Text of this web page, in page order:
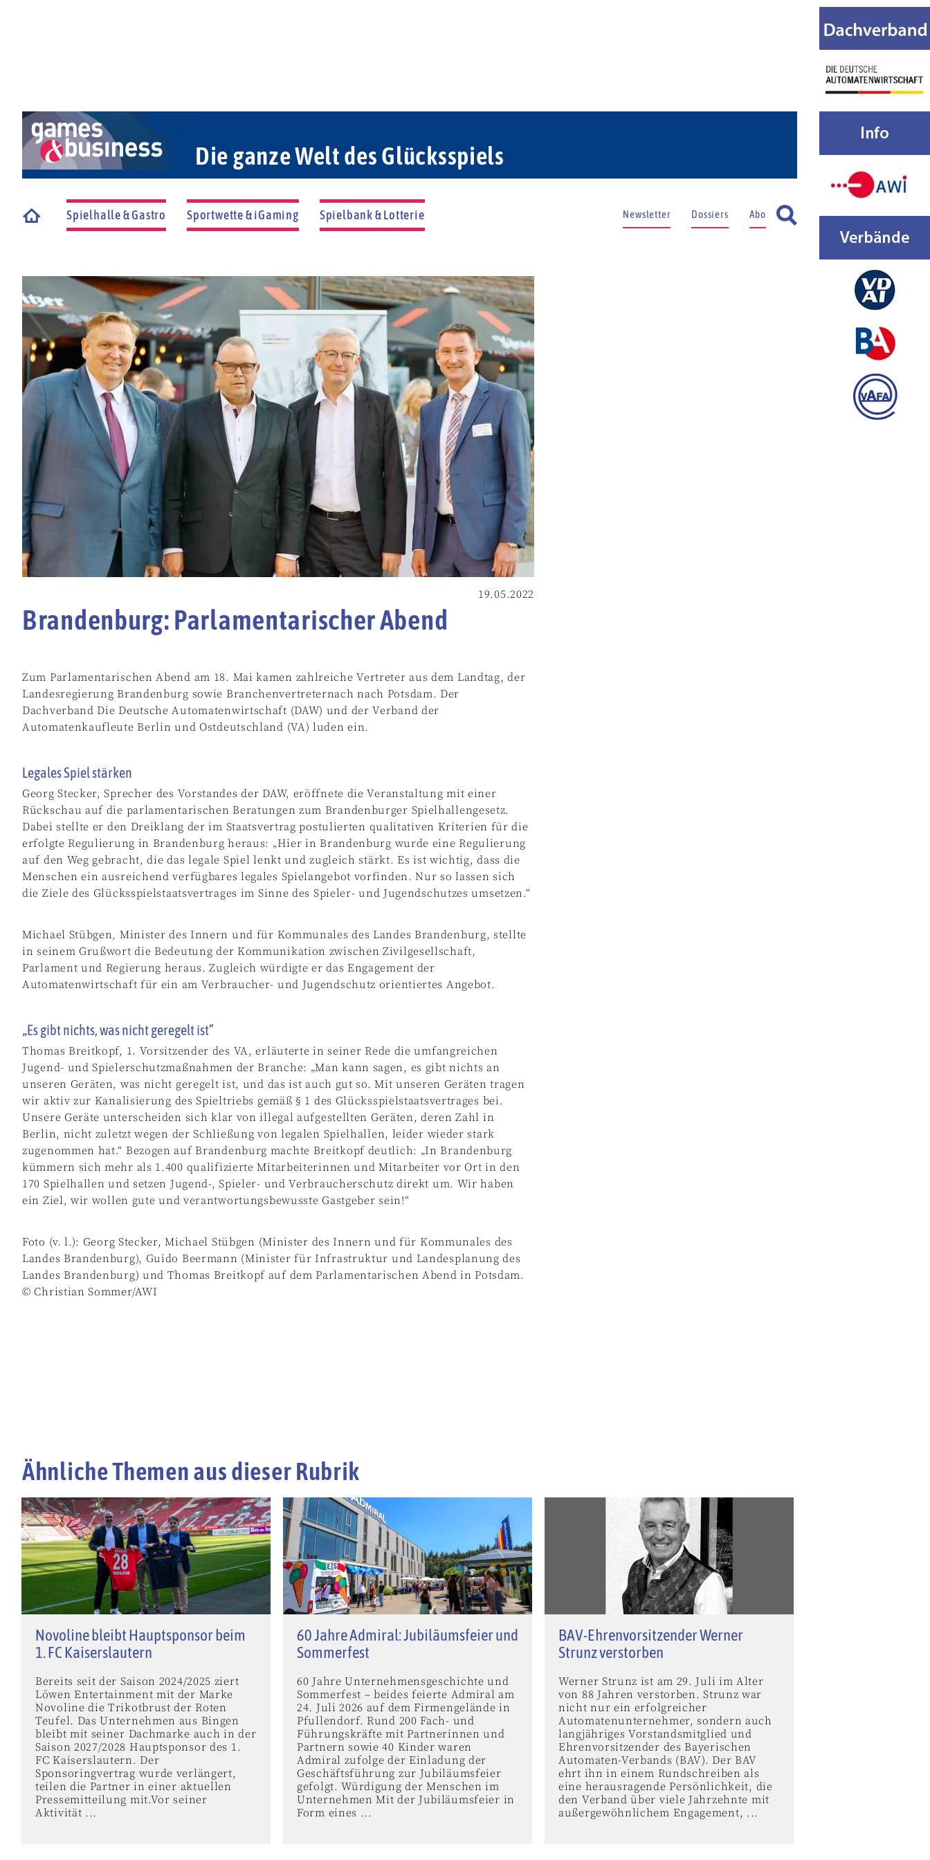
Die ganze Welt des Glücksspiels
Spielhalle & Gastro Sportwette & iGaming Spielbank & Lotterie Newsletter Dossiers Abo
19.05.2022
Brandenburg: Parlamentarischer Abend
Zum Parlamentarischen Abend am 18. Mai kamen zahlreiche Vertreter aus dem Landtag, der
Landesregierung Brandenburg sowie Branchenvertreternach nach Potsdam. Der
Dachverband Die Deutsche Automatenwirtschaft (DAW) und der Verband der
Automatenkaufleute Berlin und Ostdeutschland (VA) luden ein.
Legales Spiel stärken
Georg Stecker, Sprecher des Vorstandes der DAW, eröffnete die Veranstaltung mit einer
Rückschau auf die parlamentarischen Beratungen zum Brandenburger Spielhallengesetz.
Dabei stellte er den Dreiklang der im Staatsvertrag postulierten qualitativen Kriterien für die
erfolgte Regulierung in Brandenburg heraus: „Hier in Brandenburg wurde eine Regulierung
auf den Weg gebracht, die das legale Spiel lenkt und zugleich stärkt. Es ist wichtig, dass die
Menschen ein ausreichend verfügbares legales Spielangebot vorfinden. Nur so lassen sich
die Ziele des Glücksspielstaatsvertrages im Sinne des Spieler- und Jugendschutzes umsetzen.“
Michael Stübgen, Minister des Innern und für Kommunales des Landes Brandenburg, stellte
in seinem Grußwort die Bedeutung der Kommunikation zwischen Zivilgesellschaft,
Parlament und Regierung heraus. Zugleich würdigte er das Engagement der
Automatenwirtschaft für ein am Verbraucher- und Jugendschutz orientiertes Angebot.
„Es gibt nichts, was nicht geregelt ist“
Thomas Breitkopf, 1. Vorsitzender des VA, erläuterte in seiner Rede die umfangreichen
Jugend- und Spielerschutzmaßnahmen der Branche: „Man kann sagen, es gibt nichts an
unseren Geräten, was nicht geregelt ist, und das ist auch gut so. Mit unseren Geräten tragen
wir aktiv zur Kanalisierung des Spieltriebs gemäß § 1 des Glücksspielstaatsvertrages bei.
Unsere Geräte unterscheiden sich klar von illegal aufgestellten Geräten, deren Zahl in
Berlin, nicht zuletzt wegen der Schließung von legalen Spielhallen, leider wieder stark
zugenommen hat.“ Bezogen auf Brandenburg machte Breitkopf deutlich: „In Brandenburg
kümmern sich mehr als 1.400 qualifizierte Mitarbeiterinnen und Mitarbeiter vor Ort in den
170 Spielhallen und setzen Jugend-, Spieler- und Verbraucherschutz direkt um. Wir haben
ein Ziel, wir wollen gute und verantwortungsbewusste Gastgeber sein!“
Foto (v. l.): Georg Stecker, Michael Stübgen (Minister des Innern und für Kommunales des
Landes Brandenburg), Guido Beermann (Minister für Infrastruktur und Landesplanung des
Landes Brandenburg) und Thomas Breitkopf auf dem Parlamentarischen Abend in Potsdam.
© Christian Sommer/AWI
Ähnliche Themen aus dieser Rubrik
Novoline bleibt Hauptsponsor beim
1. FC Kaiserslautern
Bereits seit der Saison 2024/2025 ziert
Löwen Entertainment mit der Marke
Novoline die Trikotbrust der Roten
Teufel. Das Unternehmen aus Bingen
bleibt mit seiner Dachmarke auch in der
Saison 2027/2028 Hauptsponsor des 1.
FC Kaiserslautern. Der
Sponsoringvertrag wurde verlängert,
teilen die Partner in einer aktuellen
Pressemitteilung mit.Vor seiner
Aktivität ...
60 Jahre Admiral: Jubiläumsfeier und
Sommerfest
60 Jahre Unternehmensgeschichte und
Sommerfest – beides feierte Admiral am
24. Juli 2026 auf dem Firmengelände in
Pfullendorf. Rund 200 Fach- und
Führungskräfte mit Partnerinnen und
Partnern sowie 40 Kinder waren
Admiral zufolge der Einladung der
Geschäftsführung zur Jubiläumsfeier
gefolgt. Würdigung der Menschen im
Unternehmen Mit der Jubiläumsfeier in
Form eines ...
BAV-Ehrenvorsitzender Werner
Strunz verstorben
Werner Strunz ist am 29. Juli im Alter
von 88 Jahren verstorben. Strunz war
nicht nur ein erfolgreicher
Automatenunternehmer, sondern auch
langjähriges Vorstandsmitglied und
Ehrenvorsitzender des Bayerischen
Automaten-Verbands (BAV). Der BAV
ehrt ihn in einem Rundschreiben als
eine herausragende Persönlichkeit, die
den Verband über viele Jahrzehnte mit
außergewöhnlichem Engagement, ...